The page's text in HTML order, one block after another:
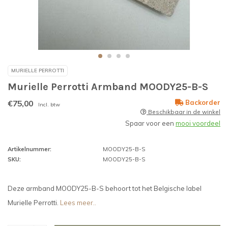
MURIELLE PERROTTI
Murielle Perrotti Armband MOODY25-B-S
€75,00 Incl. btw Backorder
Beschikbaar in de winkel
Spaar voor een mooi voordeel
Artikelnummer:
MOODY25-B-S
SKU:
MOODY25-B-S
Deze armband MOODY25-B-S behoort tot het Belgische label
Murielle Perrotti. Lees meer..